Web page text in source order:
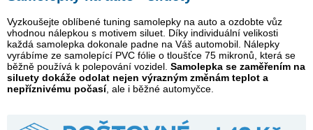
Vyzkoušejte oblíbené tuning samolepky na auto a ozdobte vůz
vhodnou nálepkou s motivem siluet. Díky individuální velikosti
každá samolepka dokonale padne na Váš automobil. Nálepky
vyrábíme ze samolepící PVC fólie o tloušťce 75 mikronů, která se
běžně používá k polepování vozidel. Samolepka se zaměřením na
siluety dokáže odolat nejen výrazným změnám teplot a
nepříznivému počasí, ale i běžné automyčce.